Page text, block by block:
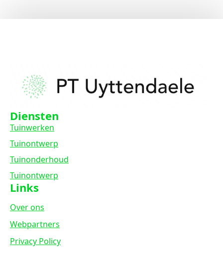
Diensten
Tuinwerken
Tuinontwerp
Tuinonderhoud
Tuinontwerp
Links
Over ons
Webpartners
Privacy Policy